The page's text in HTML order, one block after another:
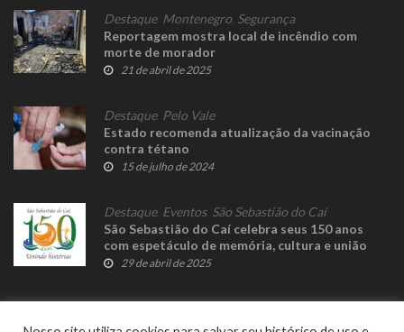
Destaque, Montenegro Segurança
Reportagem mostra local de incêndio com
morte de morador
21 de abril de 2025
Destaque, Pelo Vale
Estado recomenda atualização da vacinação
contra tétano
15 de julho de 2024
Destaque, Eventos, São Sebastião do Caí
São Sebastião do Caí celebra seus 150 anos
com espetáculo de memória, cultura e união
29 de abril de 2025